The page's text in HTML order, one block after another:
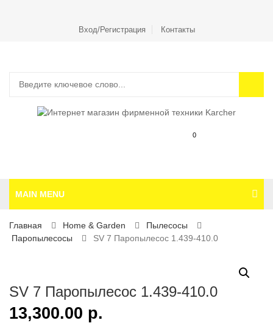
Вход/Регистрация Контакты
0
MAIN MENU
Главная Home & Garden
Пылесосы
Паропылесосы
SV 7 Паропылесос 1.439-410.0
SV 7 Паропылесос 1.439-410.0
13,300.00 р.